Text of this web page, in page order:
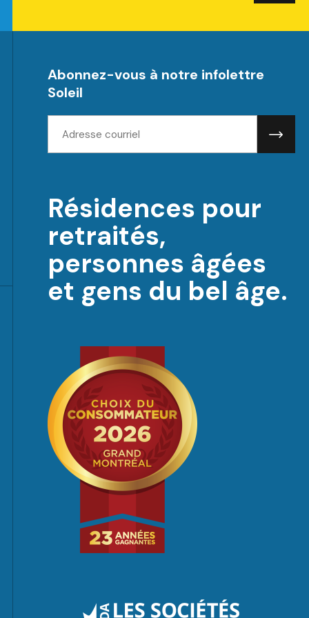
Abonnez-vous à notre infolettre
Soleil
courriel:
Résidences pour
retraités,
personnes âgées
et gens du bel âge.